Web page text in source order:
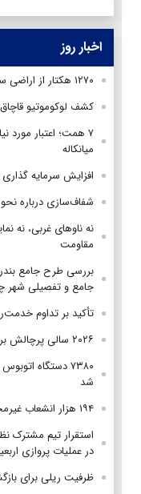
اخبار روز
۱۲۷۰ هکتار از اراضی ساحلی مکران زیر کشت میگو رفت
کشف لوکوموتیو
۷ همت؛ اعتبار
میانکاله
افزایش سرمایه
شفاف‌سازی درباره
نه ناوهای غربی، نه
مقاومت
بررسی طرح جامع
جامع و تفصیلی شهر
تأکید بر تداوم
۲۰۲۶ سالی پرچالش برای گردشگری آسیا
۷۳۸۰ دستگاه
شد
۱۹۴ هزار انشعاب غیرمجاز از شبکه برق جمع‌آوری شد
استقرار تیم مشترک
در عملیات پروازی اربعین
ظرفیت ریلی برای